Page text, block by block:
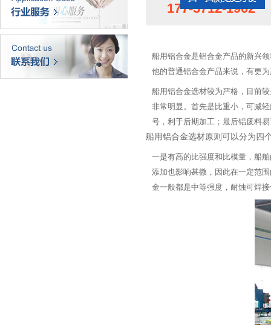
177-3712-1902
船用铝合金是铝合金产品的新兴领
他的普通铝合金产品来说，有更
船用铝合金选材较为严格，目前
非常明显。首先是比重小，可减轻
号，利于后期加工；最后铝废料易
船用铝合金选材原则可以分为四
一是有高的比强度和比模量，船
添加也影响甚微，因此在一定范
金一般都是中等强度，耐蚀可焊接合